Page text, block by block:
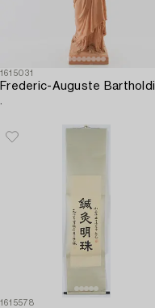
1615031
Frederic-Auguste Bartholdi
1615578